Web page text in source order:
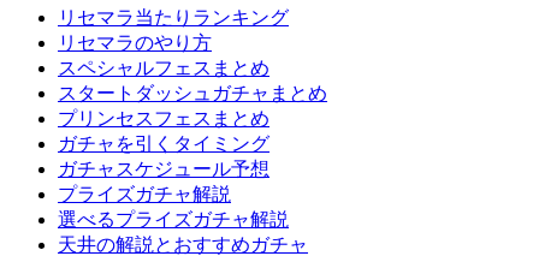
リセマラ当たりランキング
リセマラのやり方
スペシャルフェスまとめ
スタートダッシュガチャまとめ
プリンセスフェスまとめ
ガチャを引くタイミング
ガチャスケジュール予想
プライズガチャ解説
選べるプライズガチャ解説
天井の解説とおすすめガチャ